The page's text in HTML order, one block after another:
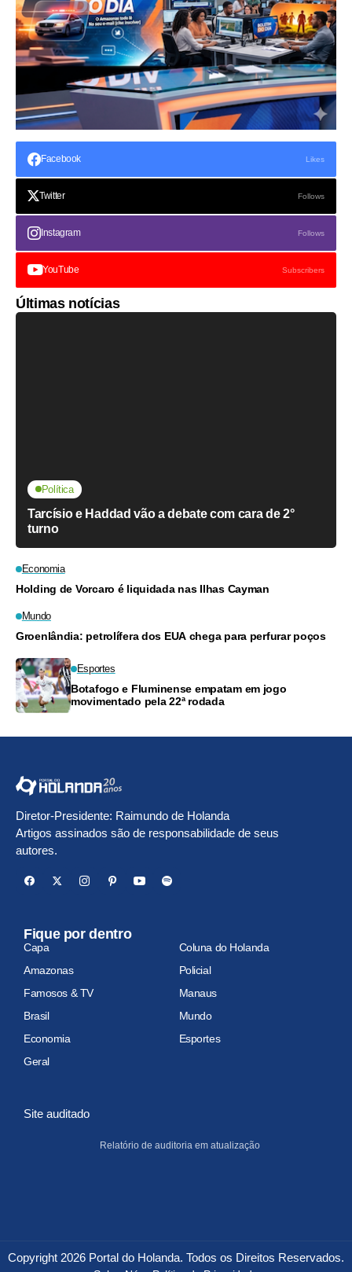
Facebook Likes
Twitter Follows
Instagram Follows
YouTube Subscribers
Últimas notícias
Política
Tarcísio e Haddad vão a debate com cara de 2°
turno
Economia
Holding de Vorcaro é liquidada nas Ilhas Cayman
Mundo
Groenlândia: petrolífera dos EUA chega para perfurar poços
Esportes
Botafogo e Fluminense empatam em jogo
movimentado pela 22ª rodada
Diretor-Presidente: Raimundo de Holanda
Artigos assinados são de responsabilidade de seus
autores.
Fique por dentro
Capa
Coluna do Holanda
Amazonas
Policial
Famosos & TV
Manaus
Brasil
Mundo
Economia
Esportes
Geral
Site auditado
Relatório de auditoria em atualização
Copyright 2026 Portal do Holanda. Todos os Direitos Reservados.